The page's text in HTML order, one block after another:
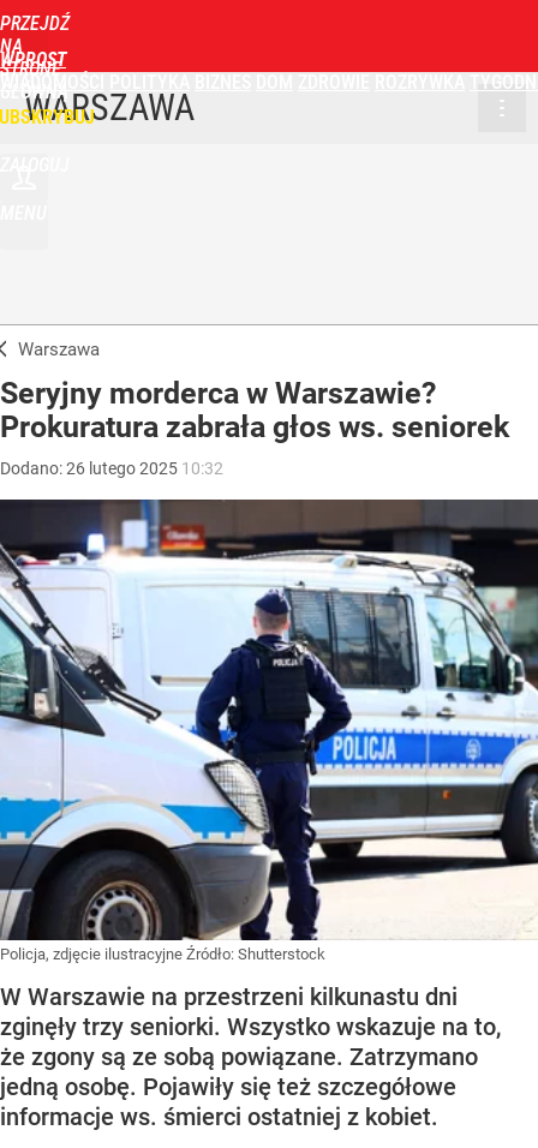
PRZEJDŹ
NA
STRONĘ
GŁÓWNĄ
WPROST
WARSZAWA
Warszawa
Seryjny morderca w Warszawie?
Prokuratura zabrała głos ws. seniorek
Dodano:26 lutego2025 10:32
Policja, zdjęcie ilustracyjne Źródło: Shutterstock
W Warszawie na przestrzeni kilkunastu dni
zginęły trzy seniorki. Wszystko wskazuje na to,
że zgony są ze sobą powiązane. Zatrzymano
jedną osobę. Pojawiły się też szczegółowe
informacje ws. śmierci ostatniej z kobiet.